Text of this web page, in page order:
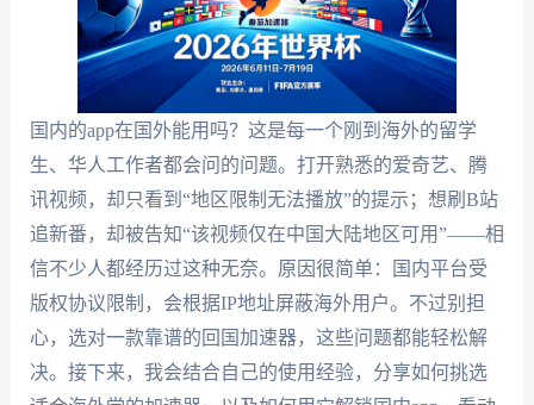
国内的app在国外能用吗？这是每一个刚到海外的留学
生、华人工作者都会问的问题。打开熟悉的爱奇艺、腾
讯视频，却只看到“地区限制无法播放”的提示；想刷B站
追新番，却被告知“该视频仅在中国大陆地区可用”——相
信不少人都经历过这种无奈。原因很简单：国内平台受
版权协议限制，会根据IP地址屏蔽海外用户。不过别担
心，选对一款靠谱的回国加速器，这些问题都能轻松解
决。接下来，我会结合自己的使用经验，分享如何挑选